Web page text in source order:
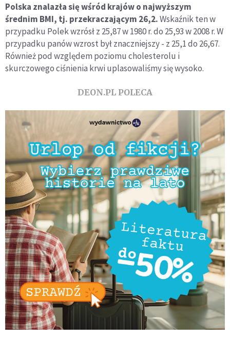
Polska znalazła się wśród krajów o najwyższym
średnim BMI, tj. przekraczającym 26,2.Wskaźnik ten w
przypadku Polek wzrósł z 25,87 w 1980 r. do 25,93 w 2008 r. W
przypadku panów wzrost był znaczniejszy - z 25,1 do 26,67.
Również pod względem poziomu cholesterolu i
skurczowego ciśnienia krwi uplasowaliśmy się wysoko.
DEON.PL POLECA